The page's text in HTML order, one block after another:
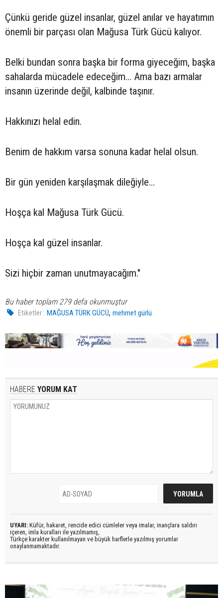
Çünkü geride güzel insanlar, güzel anılar ve hayatımın
önemli bir parçası olan Mağusa Türk Gücü kalıyor.
Belki bundan sonra başka bir forma giyeceğim, başka
sahalarda mücadele edeceğim… Ama bazı armalar
insanın üzerinde değil, kalbinde taşınır.
Hakkınızı helal edin.
Benim de hakkım varsa sonuna kadar helal olsun.
Bir gün yeniden karşılaşmak dileğiyle…
Hoşça kal Mağusa Türk Gücü.
Hoşça kal güzel insanlar.
Sizi hiçbir zaman unutmayacağım."
Bu haber toplam 279 defa okunmuştur
Etiketler : MAĞUSA TÜRK GÜCÜ,mehmet gürlü
HABERE YORUM KAT
UYARI: Küfür, hakaret, rencide edici cümleler veya imalar, inançlara saldırı
içeren, imla kuralları ile yazılmamış,
Türkçe karakter kullanılmayan ve büyük harflerle yazılmış yorumlar
onaylanmamaktadır.